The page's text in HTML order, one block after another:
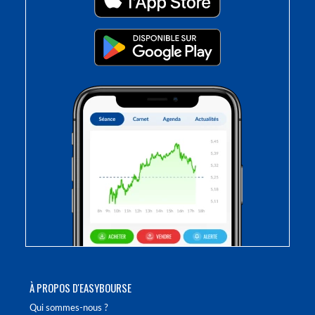
À PROPOS D'EASYBOURSE
Qui sommes-nous ?